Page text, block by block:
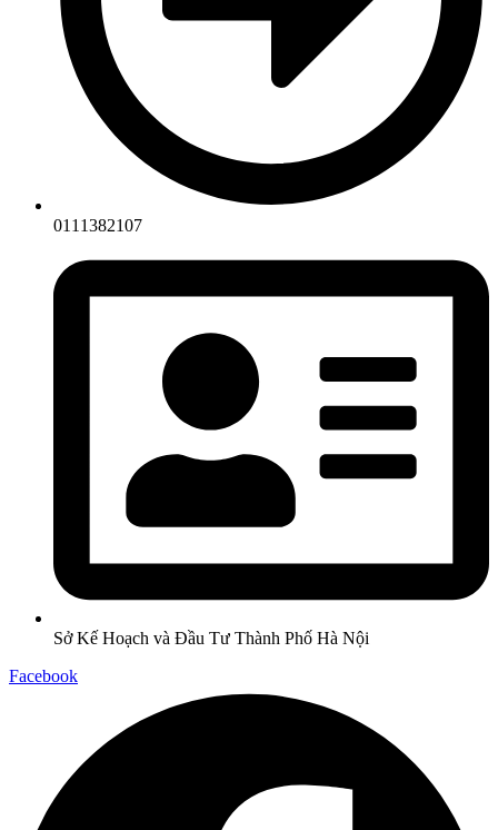
0111382107
Sở Kế Hoạch và Đầu Tư Thành Phố Hà Nội
Facebook